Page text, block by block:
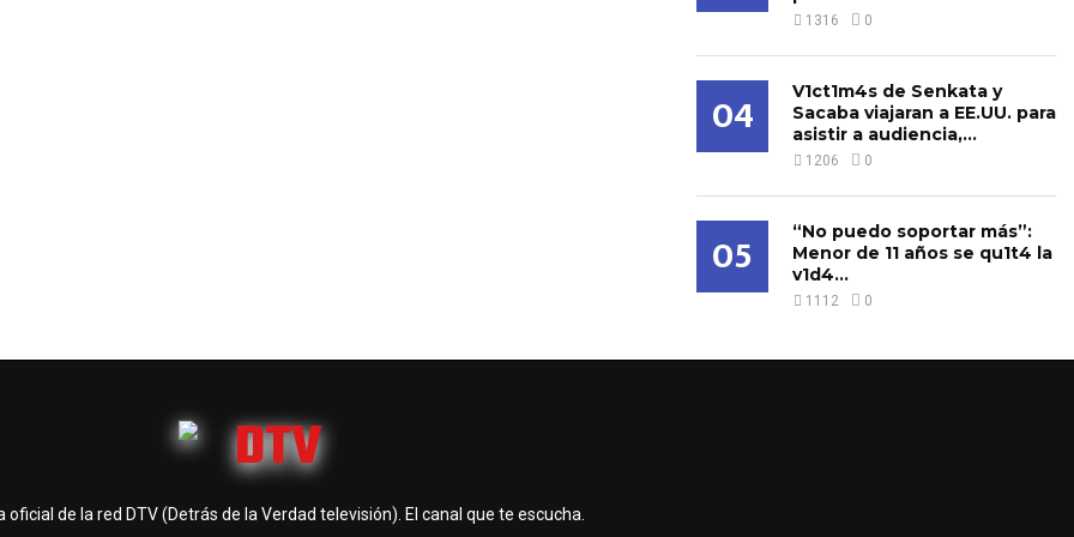
1316 0
04
V1ct1m4s de Senkata y
Sacaba viajaran a EE.UU. para
asistir a audiencia,...
1206 0
05
“No puedo soportar más”:
Menor de 11 años se qu1t4 la
v1d4...
1112 0
oficial de la red DTV (Detrás de la Verdad televisión). El canal que te escucha.